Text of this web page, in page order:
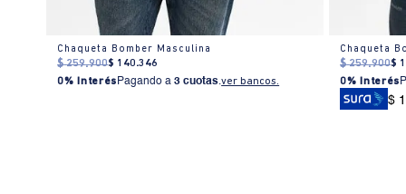
Chaqueta Bomber Masculina
$ 259.900$ 140.346
0% Interés Pagando a3 cuotas.ver bancos.
Chaqueta
$ 259.900$
0% Interés
$